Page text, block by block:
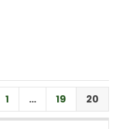
1 … 19 20